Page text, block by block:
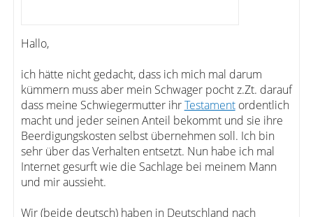
Hallo,
ich hätte nicht gedacht, dass ich mich mal darum
kümmern muss aber mein Schwager pocht z.Zt. darauf
dass meine Schwiegermutter ihrTestament ordentlich
macht und jeder seinen Anteil bekommt und sie ihre
Beerdigungskosten selbst übernehmen soll. Ich bin
sehr über das Verhalten entsetzt. Nun habe ich mal
Internet gesurft wie die Sachlage bei meinem Mann
und mir aussieht.
Wir (beide deutsch) haben in Deutschland nach